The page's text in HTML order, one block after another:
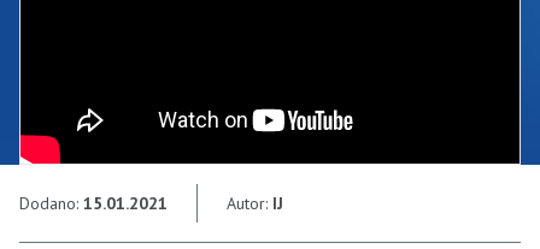
Dodano: 15.01.2021 Autor: IJ